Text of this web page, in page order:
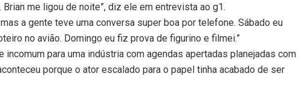
me ligou de noite”, diz ele em entrevista ao g1.
a gente teve uma conversa super boa por telefone. Sábado eu
no avião. Domingo eu fiz prova de figurino e filmei.”
incomum para uma indústria com agendas apertadas planejadas com
porque o ator escalado para o papel tinha acabado de ser